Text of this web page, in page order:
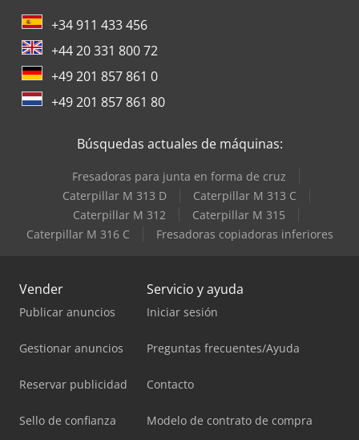
+34 911 433 456
+44 20 331 800 72
+49 201 857 861 0
+49 201 857 861 80
Búsquedas actuales de máquinas:
Fresadoras para junta en forma de cruz
Caterpillar M 313 D
Caterpillar M 313 C
Caterpillar M 312
Caterpillar M 315
Caterpillar M 316 C
Fresadoras copiadoras inferiores
Vender
Publicar anuncios
Gestionar anuncios
Reservar publicidad
Sello de confianza
Servicio y ayuda
Iniciar sesión
Preguntas frecuentes/Ayuda
Contacto
Modelo de contrato de compra